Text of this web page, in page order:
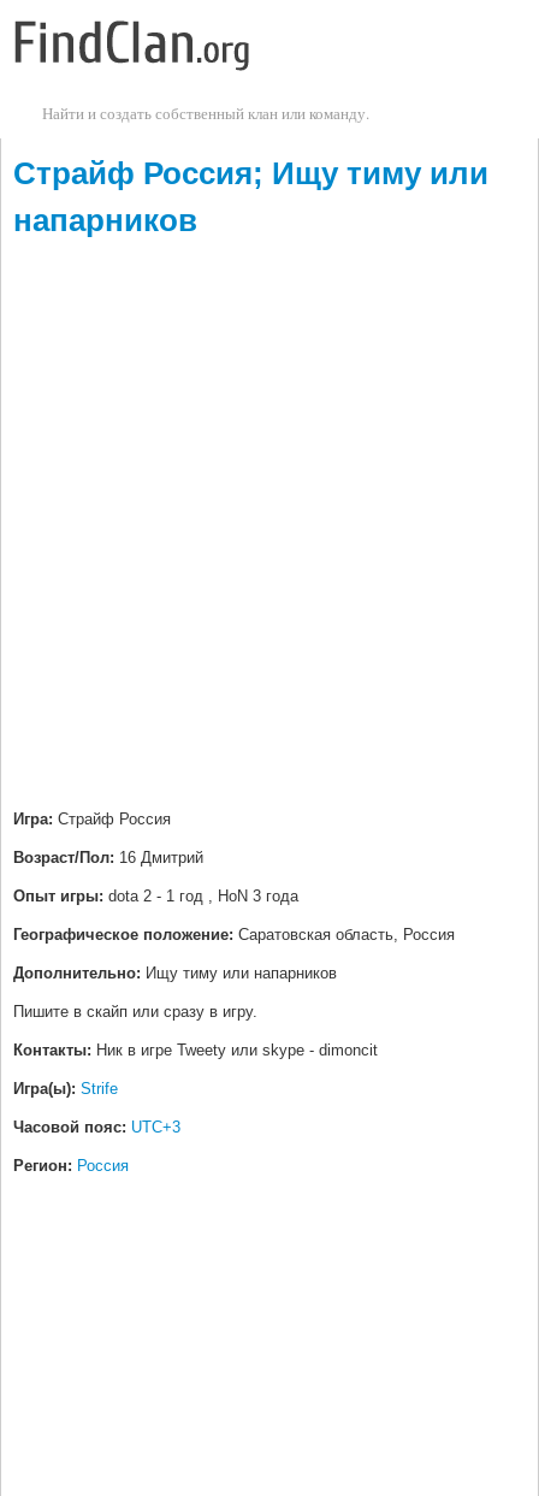
Найти и создать собственный клан или команду.
Страйф Россия; Ищу тиму или
напарников
Игра: Страйф Россия
Возраст/Пол: 16 Дмитрий
Опыт игры: dota 2 - 1 год , HoN 3 года
Географическое положение: Саратовская область, Россия
Дополнительно: Ищу тиму или напарников
Пишите в скайп или сразу в игру.
Контакты: Ник в игре Tweety или skype - dimoncit
Игра(ы): Strife
Часовой пояс: UTC+3
Регион: Россия